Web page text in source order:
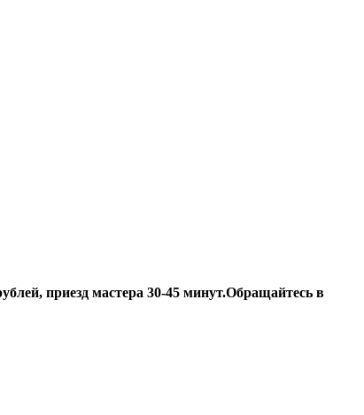
приезд мастера 30-45 минут.Обращайтесь в